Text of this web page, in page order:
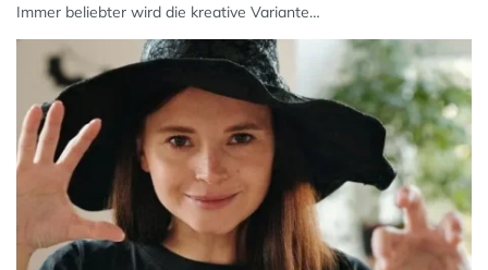
Immer beliebter wird die kreative Variante…